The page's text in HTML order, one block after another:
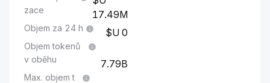
zace
17.49M
Objem za 24 h 0
Objem tokenů
v oběhu
7.79B
Max. objem t